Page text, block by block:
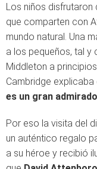
Los niños
que comparten con
mundo natural. Una
a los pequeños, tal
Middleton a
Cambridge explicaba
es un gran
Por eso la visita del
un auténtico regalo
a su héroe y recibió